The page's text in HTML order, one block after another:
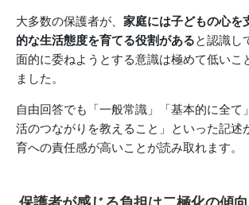
大多数の保護者が、 家庭には子どもの心を
的な生活態度を育てる役割があると認識し
面的に委ねようとする意識は極めて低いこ
ました。
自由回答でも「一般常識」「基本的に全て
活のつながりを教えること」といった記述
育への責任感が高いことが読み取れます。